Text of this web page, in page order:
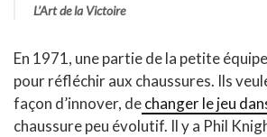
L’Art de la Victoire
En 1971, une partie de la petite
pour réfléchir aux chaussures. Ils
façon d’innover, dechanger le jeu
chaussure peu évolutif. Il y a Phil